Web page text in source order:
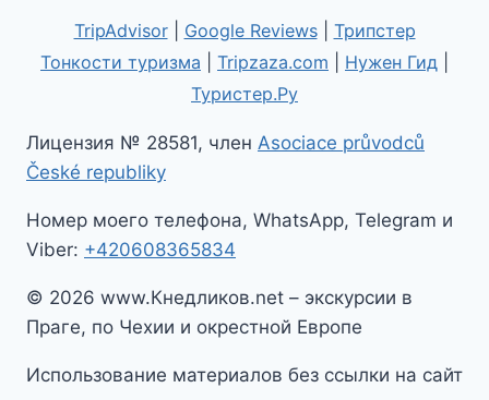
TripAdvisor| Google Reviews| Трипстер
Тонкости туризма
Tripzaza.com Нужен Гид
Туристер.Ру
Лицензия № 28581, член Asociace průvodců
České republiky
Номер моего телефона, WhatsApp, Telegram и
Viber: +420608365834
© 2026 www.Кнедликов.net – экскурсии в
Праге, по Чехии и окрестной Европе
Использование материалов без ссылки на сайт